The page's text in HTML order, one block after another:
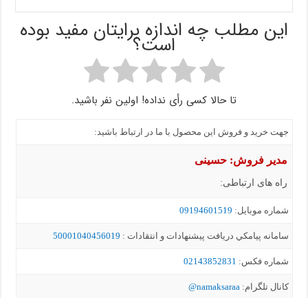
این مطلب چه اندازه برایتان مفید بوده
است؟
تا حالا کسی رأی نداده! اولین نفر باشید.
جهت خرید و فروش این محصول با ما در ارتباط باشید:
مدیر فروش: حسینی
راه های ارتباطی:
شماره موبايل: 09194601519
سامانه پيامکي دریافت پیشنهادات و انتقادات : 50001040456019
شماره فکس: 02143852831
کانال تلگرام: namaksaraa@